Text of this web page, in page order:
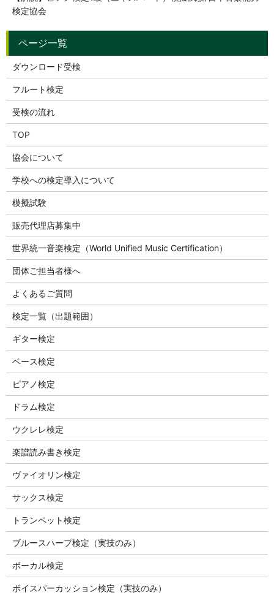
検定協会
ダウンロード受検
フルート検定
受検の流れ
TOP
協会について
学校への検定導入について
模擬試験
販売代理店募集中
世界統一音楽検定（World Unified Music Certification）
団体ご担当者様へ
よくあるご質問
検定一覧（出題範囲）
ギター検定
ベース検定
ピアノ検定
ドラム検定
ウクレレ検定
楽譜読み書き検定
ヴァイオリン検定
サックス検定
トランペット検定
ブルースハープ検定（実技のみ）
ボーカル検定
ボイスパーカッション検定（実技のみ）